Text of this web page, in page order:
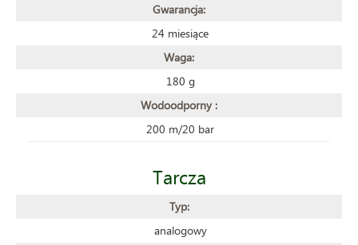
Gwarancja:
24 miesiące
Waga:
180 g
Wodoodporny :
200 m/20 bar
Tarcza
Typ:
analogowy